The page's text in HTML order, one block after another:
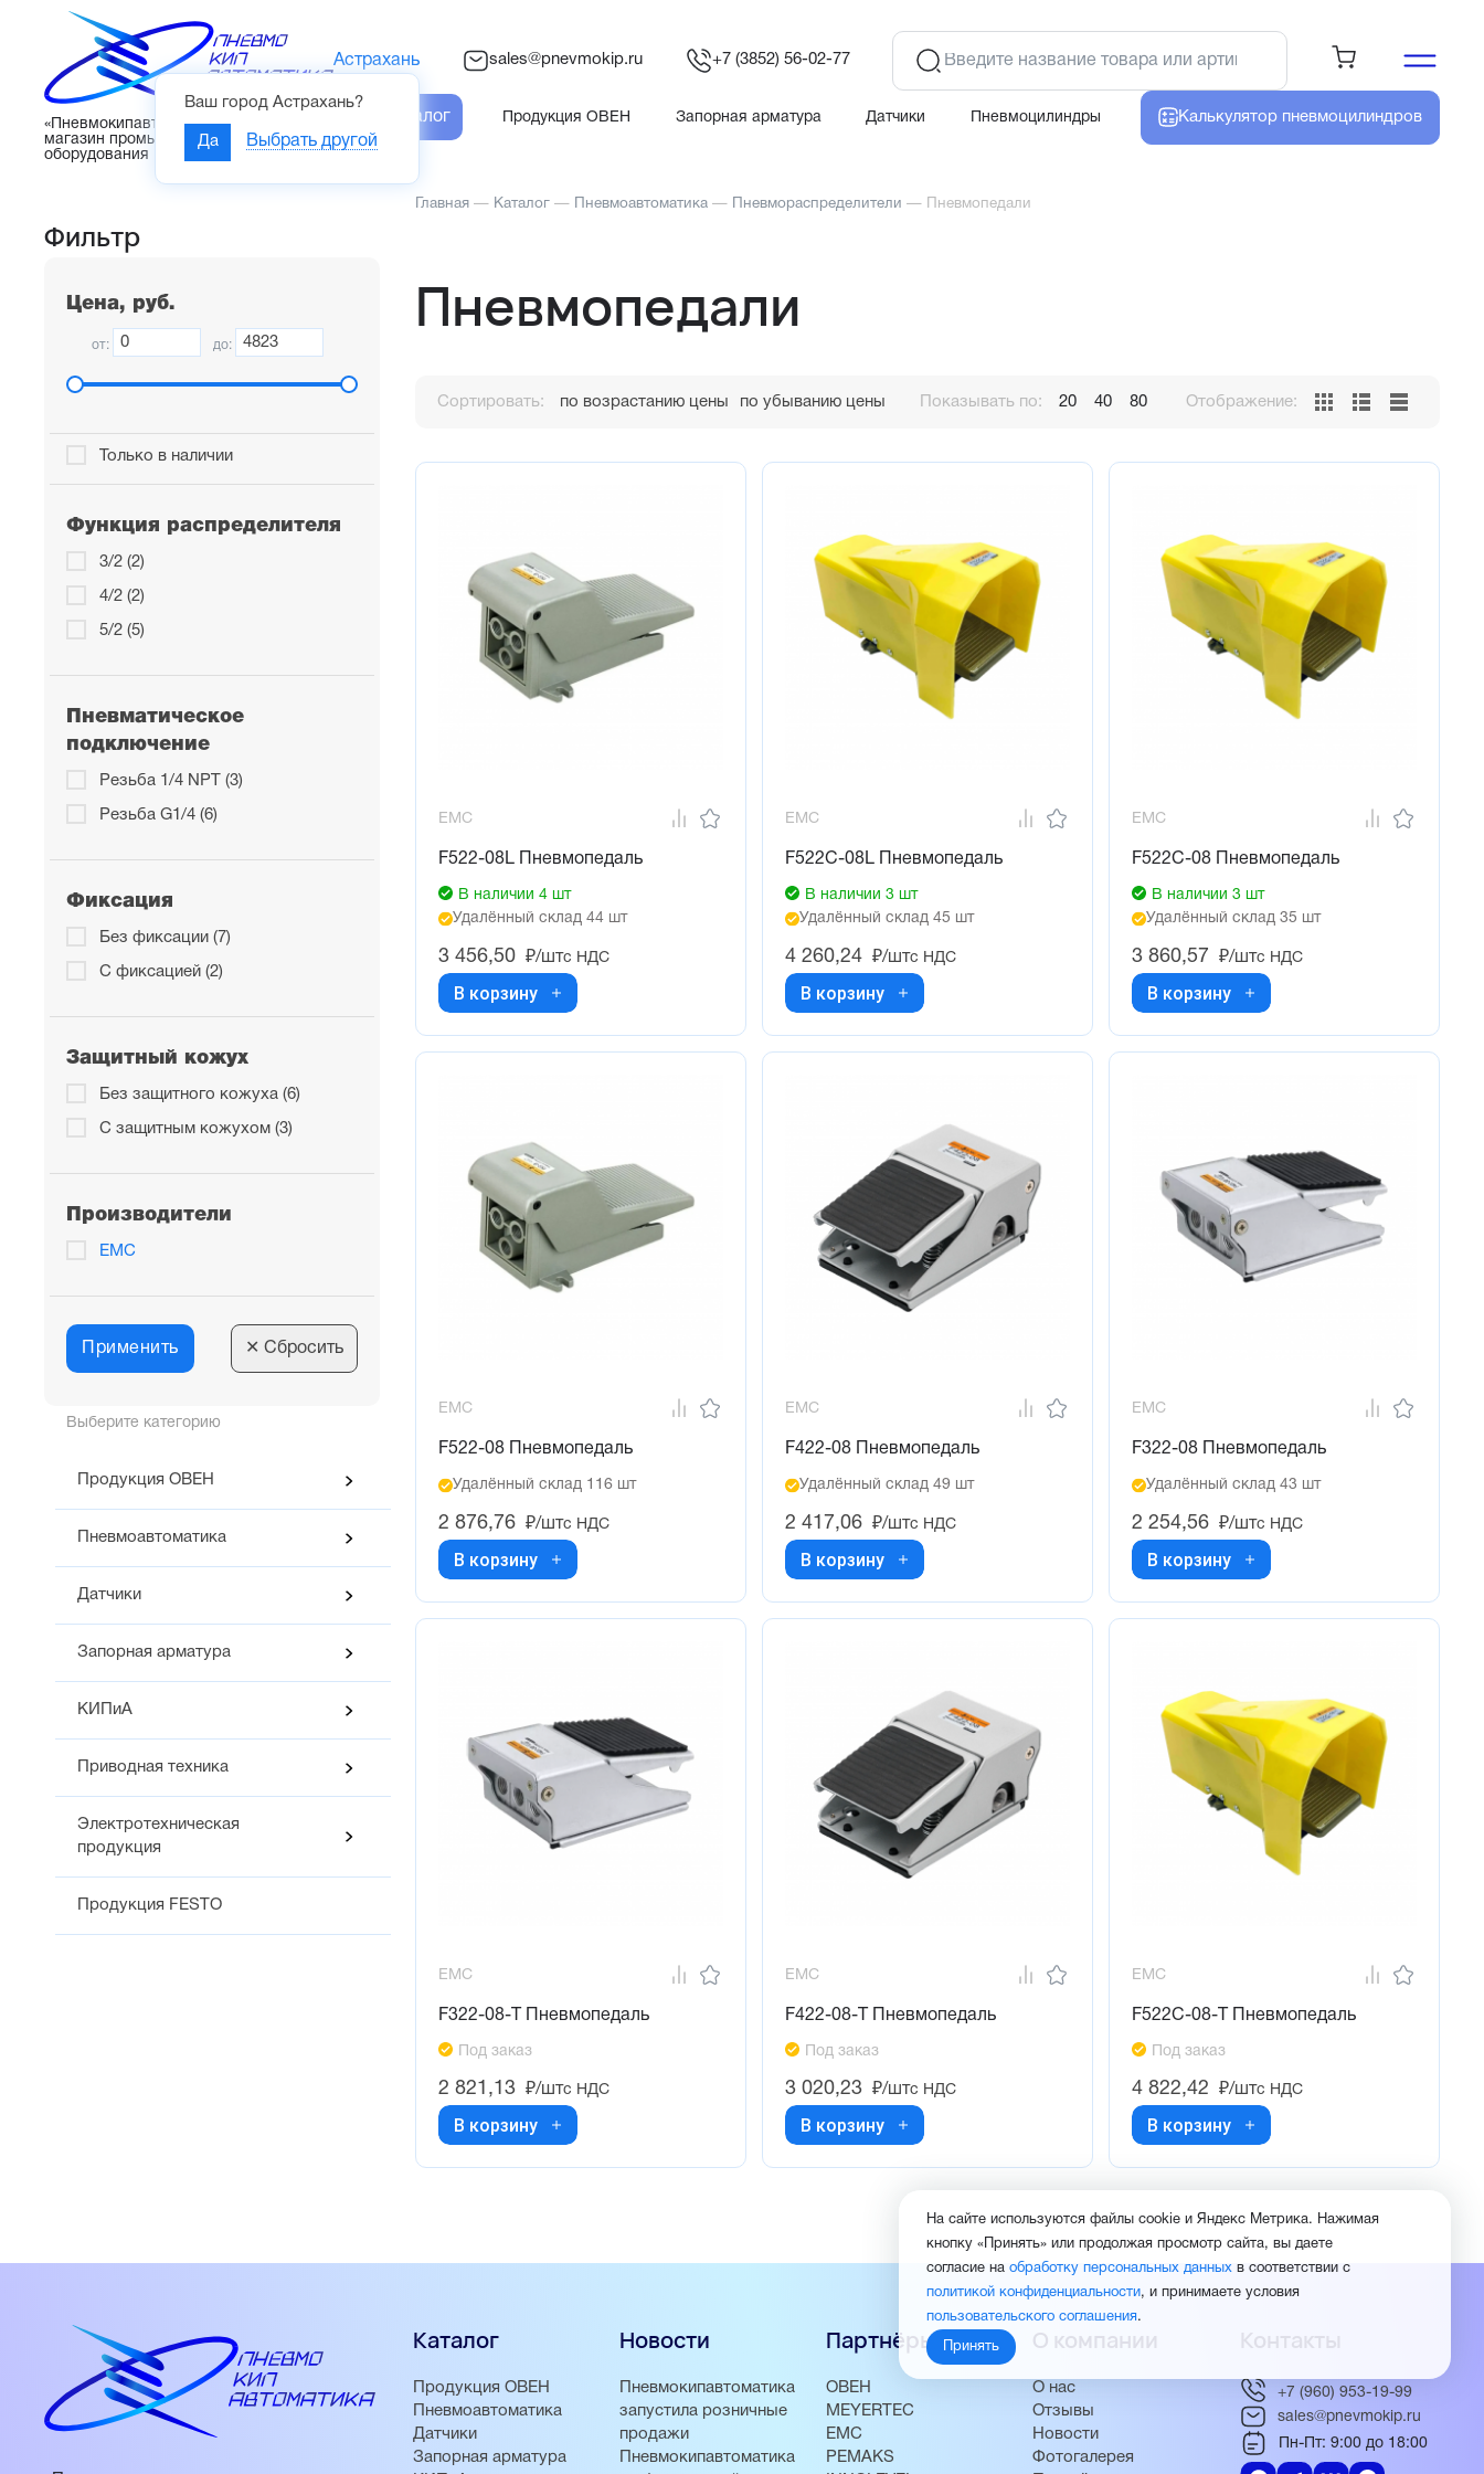
«Пневмокипавтоматика» – интернет-
магазин промышленного
оборудования
Астрахань
Ваш город Астрахань?
Да Выбрать другой
sales@pnevmokip.ru +7 (3852) 56-02-77
Каталог Продукция ОВЕН Запорная арматура Датчики Пневмоцилиндры Калькулятор пневмоцилиндров
Выберите категорию
Продукция ОВЕН
Пневмоавтоматика
Датчики
Запорная арматура
КИПиА
Приводная техника
Электротехническая
продукция
Продукция FESTO
Фильтр
Цена, руб.
от: до:
Только в наличии
Функция распределителя
3/2 (2)
4/2 (2)
5/2 (5)
Пневматическое
подключение
Резьба 1/4 NPT (3)
Резьба G1/4 (6)
Фиксация
Без фиксации (7)
С фиксацией (2)
Защитный кожух
Без защитного кожуха (6)
С защитным кожухом (3)
Производители
EMC
Применить ✕ Сбросить
Главная — Каталог — Пневмоавтоматика — Пневмораспределители — Пневмопедали
Пневмопедали
Сортировать: по возрастанию цены по убыванию цены Показывать по: 20 40 80 Отображение:
EMC
F522-08L Пневмопедаль
В наличии 4 шт
Удалённый склад 44 шт
3 456,50 ₽/штс НДС
В корзину
EMC
F522C-08L Пневмопедаль
В наличии 3 шт
Удалённый склад 45 шт
4 260,24 ₽/штс НДС
В корзину
EMC
F522C-08 Пневмопедаль
В наличии 3 шт
Удалённый склад 35 шт
3 860,57 ₽/штс НДС
В корзину
EMC
F522-08 Пневмопедаль
Удалённый склад 116 шт
2 876,76 ₽/штс НДС
В корзину
EMC
F422-08 Пневмопедаль
Удалённый склад 49 шт
2 417,06 ₽/штс НДС
В корзину
EMC
F322-08 Пневмопедаль
Удалённый склад 43 шт
2 254,56 ₽/штс НДС
В корзину
EMC
F322-08-T Пневмопедаль
Под заказ
2 821,13 ₽/штс НДС
В корзину
EMC
F422-08-T Пневмопедаль
Под заказ
3 020,23 ₽/штс НДС
В корзину
EMC
F522C-08-T Пневмопедаль
Под заказ
4 822,42 ₽/штс НДС
В корзину
Каталог
Продукция ОВЕН
Пневмоавтоматика
Датчики
Запорная арматура
Новости
Пневмокипавтоматика
запустила розничные
продажи
Пневмокипавтоматика
Партнёры
ОВЕН
MEYERTEC
EMC
PEMAKS
О компании
О нас
Отзывы
Новости
Фотогалерея
Контакты
+7 (960) 953-19-99
sales@pnevmokip.ru
Пн-Пт: 9:00 до 18:00
На сайте используются файлы cookie и Яндекс Метрика. Нажимая
кнопку «Принять» или продолжая просмотр сайта, вы даете
согласие на обработку персональных данных в соответствии с
политикой конфиденциальности, и принимаете условия
пользовательского соглашения .
Принять